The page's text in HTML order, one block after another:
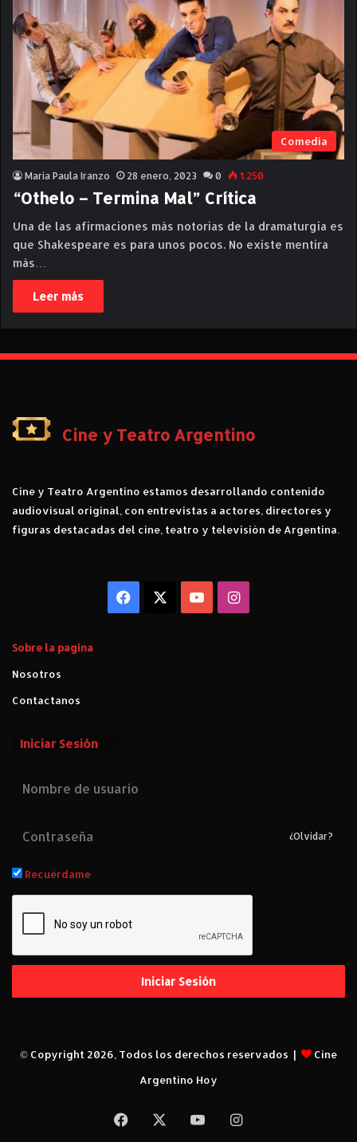
Comedia
Maria Paula Iranzo 28 enero, 2023 0 1.250
“Othelo – Termina Mal” Crítica
Una de las afirmaciones más notorias de la dramaturgia es
que Shakespeare es para unos pocos. No existe mentira
más…
Leer más
Cine y Teatro Argentino
Cine y Teatro Argentino estamos desarrollando contenido
audiovisual original, con entrevistas a actores, directores y
figuras destacadas del cine, teatro y televisión de Argentina.
Facebook YouTubeInstagram
Sobre la pagina
Nosotros
Contactanos
Iniciar Sesión
¿Olvidar?
Recuérdame
Iniciar Sesión
© Copyright 2026, Todos los derechos reservados |
Cine
Argentino Hoy
Facebook YouTubeInstagram